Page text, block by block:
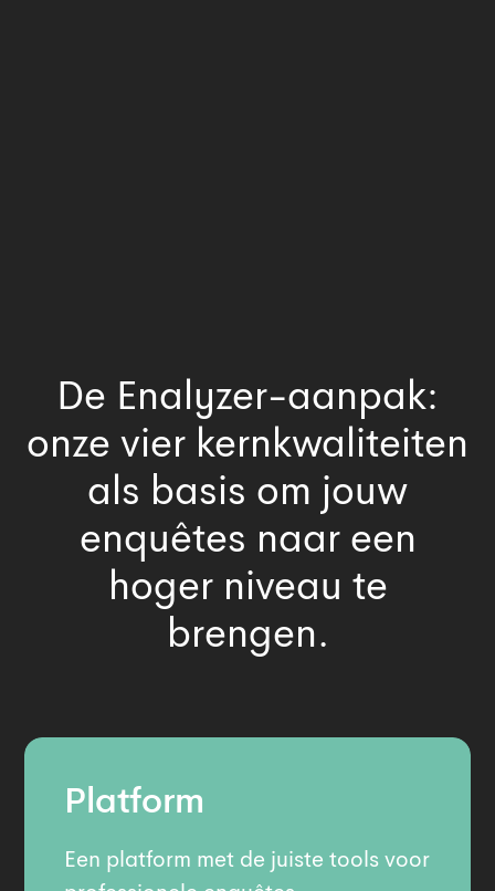
De Enalyzer-aanpak:
onze vier kernkwaliteiten
als basis om jouw
enquêtes naar een
hoger niveau te
brengen.
Platform
Een platform met de juiste tools voor